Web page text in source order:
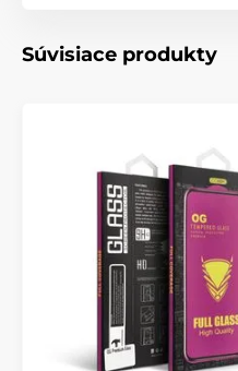
Vlastnosti : Lepidlo:
Speciální vlastnosti:
antireflexní vrstva, filtr
tvrzené sklo - vlhký
odmašťovací samolepky
Súvisiace produkty